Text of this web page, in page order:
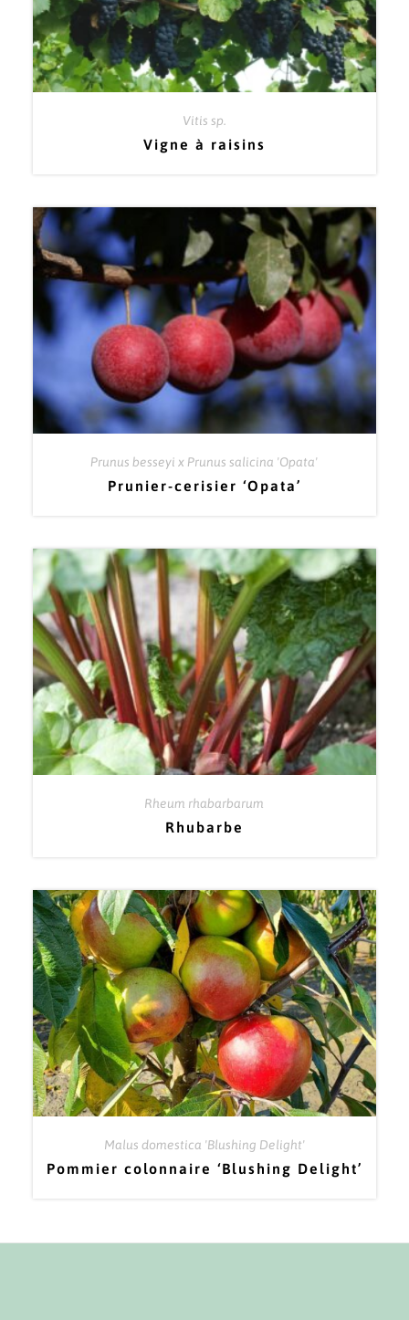
Vitis sp.
Vigne à raisins
Prunus besseyi x Prunus salicina 'Opata'
Prunier-cerisier ‘Opata’
Rheum rhabarbarum
Rhubarbe
Malus domestica 'Blushing Delight'
Pommier colonnaire ‘Blushing Delight’